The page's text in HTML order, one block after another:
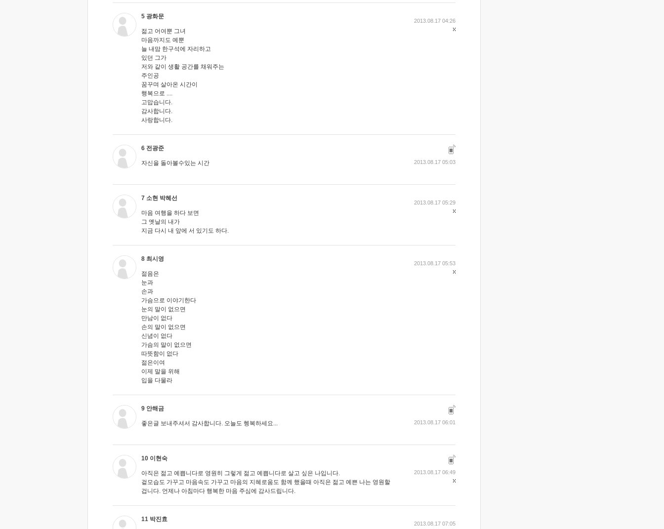
5 광화문
젊고 어여뿐 그녀
마음까지도 예뿐
늘 내맘 한구석에 자리하고
있던 그가
저와 같이 생활 공간를 채워주는
주인공
꿈꾸며 살아온 시간이
행복으로 ....
고맙습니다.
감사합니다.
사랑합니다.
2013.08.17 04:26
6 전광준
자신을 돌아볼수있는 시간 2013.08.17 05:03
7 소현 박혜선
마음 여행을 하다 보면
그 옛날의 내가
지금 다시 내 앞에 서 있기도 하다.
2013.08.17 05:29
8 최시영
젊음은
눈과
손과
가슴으로 이야기한다
눈의 말이 없으면
만남이 없다
손의 말이 없으면
신념이 없다
가슴의 말이 없으면
따뜻함이 없다
젊은이여
이제 말을 위해
입을 다물라
2013.08.17 05:53
9 안해금
좋은글 보내주셔서 감사합니다. 오늘도 헹복하세요... 2013.08.17 06:01
10 이현숙
아직은 젊고 예쁩니다로 영원히 그렇게 젊고 예쁩니다로 살고 싶은 나입니다.
겉모습도 가꾸고 마음속도 가꾸고 마음의 지혜로움도 함께 했을때 아직은 젊고 예쁜 나는 영원할
겁니다. 언제나 아침마다 행복한 마음 주심에 감사드립니다.
2013.08.17 06:49
11 박진효
2013.08.17 07:05